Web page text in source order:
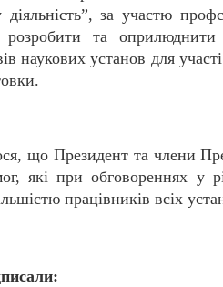
діяльність”, за участю
розробити та оприлюднити
наукових установ для
що Президент та члени
які при обговореннях у
працівників всіх